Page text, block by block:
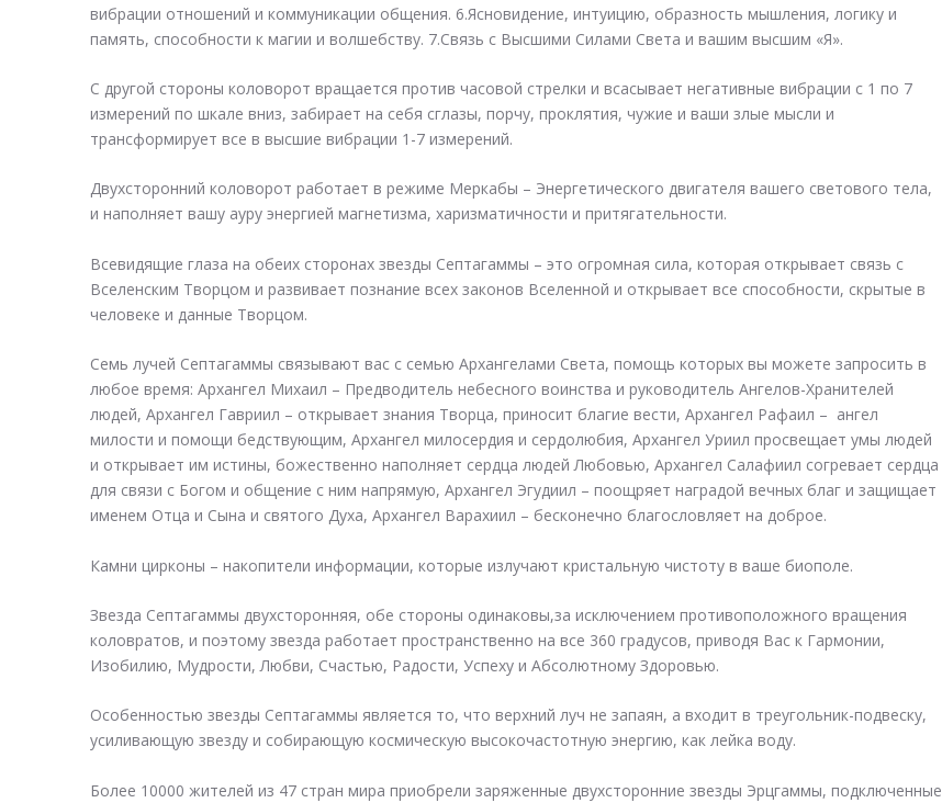
вибрации отношений и коммуникации общения. 6.Ясновидение, интуицию, образность мышления, логику и
память, способности к магии и волшебству. 7.Связь с Высшими Силами Света и вашим высшим «Я».
С другой стороны коловорот вращается против часовой стрелки и всасывает негативные вибрации с 1 по 7
измерений по шкале вниз, забирает на себя сглазы, порчу, проклятия, чужие и ваши злые мысли и
трансформирует все в высшие вибрации 1-7 измерений.
Двухсторонний коловорот работает в режиме Меркабы – Энергетического двигателя вашего светового тела,
и наполняет вашу ауру энергией магнетизма, харизматичности и притягательности.
Всевидящие глаза на обеих сторонах звезды Септагаммы – это огромная сила, которая открывает связь с
Вселенским Творцом и развивает познание всех законов Вселенной и открывает все способности, скрытые в
человеке и данные Творцом.
Семь лучей Септагаммы связывают вас с семью Архангелами Света, помощь которых вы можете запросить в
любое время: Архангел Михаил – Предводитель небесного воинства и руководитель Ангелов-Хранителей
людей, Архангел Гавриил – открывает знания Творца, приносит благие вести, Архангел Рафаил – ангел
милости и помощи бедствующим, Архангел милосердия и сердолюбия, Архангел Уриил просвещает умы людей
и открывает им истины, божественно наполняет сердца людей Любовью, Архангел Салафиил согревает сердца
для связи с Богом и общение с ним напрямую, Архангел Эгудиил – поощряет наградой вечных благ и защищает
именем Отца и Сына и святого Духа, Архангел Варахиил – бесконечно благословляет на доброе.
Камни цирконы – накопители информации, которые излучают кристальную чистоту в ваше биополе.
Звезда Септагаммы двухсторонняя, обе стороны одинаковы,за исключением противоположного вращения
коловратов, и поэтому звезда работает пространственно на все 360 градусов, приводя Вас к Гармонии,
Изобилию, Мудрости, Любви, Счастью, Радости, Успеху и Абсолютному Здоровью.
Особенностью звезды Септагаммы является то, что верхний луч не запаян, а входит в треугольник-подвеску,
усиливающую звезду и собирающую космическую высокочастотную энергию, как лейка воду.
Более 10000 жителей из 47 стран мира приобрели заряженные двухсторонние звезды Эрцгаммы, подключенные